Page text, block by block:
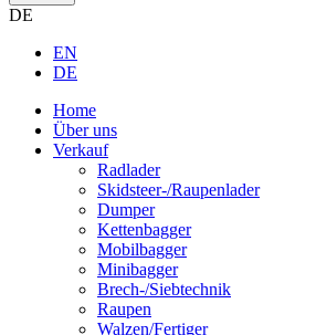
DE
EN
DE
Home
Über uns
Verkauf
Radlader
Skidsteer-/Raupenlader
Dumper
Kettenbagger
Mobilbagger
Minibagger
Brech-/Siebtechnik
Raupen
Walzen/Fertiger